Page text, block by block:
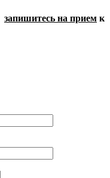
запишитесь на прием к